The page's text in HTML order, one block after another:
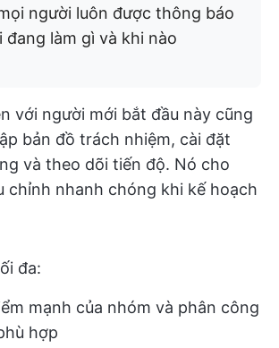
người luôn được thông báo
đang làm gì và khi nào
với người mới bắt đầu này cũng
bản đồ trách nhiệm, cài đặt
và theo dõi tiến độ. Nó cho
chỉnh nhanh chóng khi kế hoạch
đa:
mạnh của nhóm và phân công
hợp